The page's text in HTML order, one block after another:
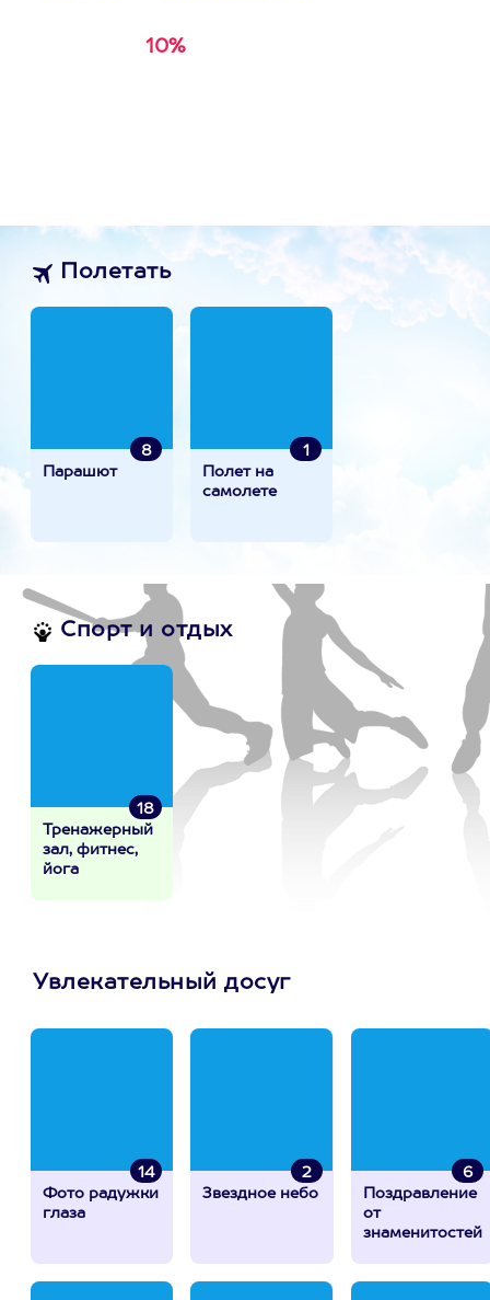
10%
Полетать
8
Парашют
1
Полет на
самолете
Спорт и отдых
18
Тренажерный
зал, фитнес,
йога
Увлекательный досуг
14
Фото радужки
глаза
2
Звездное небо
6
Поздравление
от
знаменитостей